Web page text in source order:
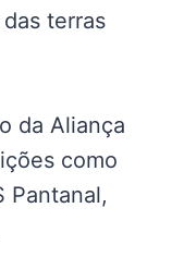
terras
da Aliança
como
Pantanal,